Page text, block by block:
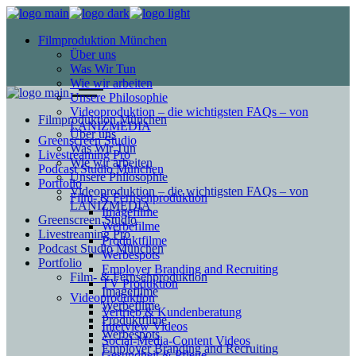
Filmproduktion München
Über uns
Was Wir Tun
Wie wir arbeiten
Unsere Philosophie
Videoproduktion – die wichtigsten FAQs – von
LANIZMEDIA
Greenscreen Studio
Livestreaming Pro
Podcast Studio München
Portfolio
Film- & Fernsehproduktion
Imagefilme
Werbefilme
Produktfilme
Werbespots
Employer Branding and Recruiting
TV Produktion
Videoproduktion
Vertrieb & Kundenberatung
Interview Videos
Social-Media-Content Videos
Filmproduktion München
Über uns
Was Wir Tun
Wie wir arbeiten
Unsere Philosophie
Videoproduktion – die wichtigsten FAQs – von
LANIZMEDIA
Greenscreen Studio
Livestreaming Pro
Podcast Studio München
Portfolio
Film- & Fernsehproduktion
Imagefilme
Werbefilme
Produktfilme
Werbespots
Employer Branding and Recruiting